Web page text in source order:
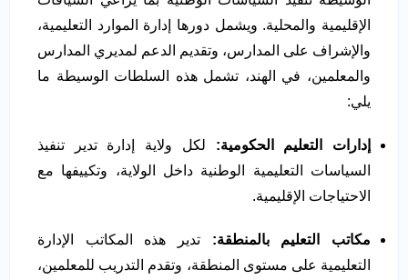
الإقليمية والمحلية. ويشمل دورها إدارة الموارد التعليمية،
والإشراف على المدارس، وتقديم الدعم لمديري المدارس
والمعلمين، في الهند، تشمل هذه السلطات الوسيطة ما
يلي:
إدارات التعليم الحكومية: لكل ولاية إدارة تدير تنفيذ
السياسات التعليمية الوطنية داخل الولاية، وتكييفها مع
الاحتياجات الإقليمية.
مكاتب التعليم بالمنطقة: تدير هذه المكاتب الإدارة
التعليمية على مستوى المنطقة، وتقدم التدريب للمعلمين،